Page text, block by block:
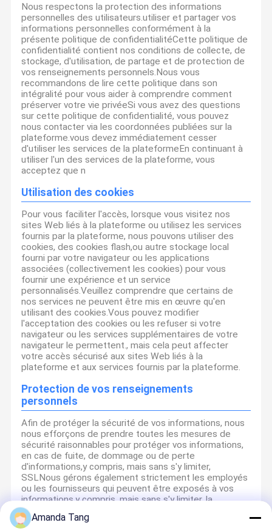
Nous respectons la protection des informations
personnelles des utilisateurs.utiliser et partager vos
informations personnelles conformément à la
présente politique de confidentialitéCette politique de
confidentialité contient nos conditions de collecte, de
stockage, d'utilisation, de partage et de protection de
vos renseignements personnels.Nous vous
recommandons de lire cette politique dans son
intégralité pour vous aider à comprendre comment
préserver votre vie privéeSi vous avez des questions
sur cette politique de confidentialité, vous pouvez
nous contacter via les coordonnées publiées sur la
plateforme.vous devez immédiatement cesser
d'utiliser les services de la plateformeEn continuant à
utiliser l'un des services de la plateforme, vous
acceptez que n
Utilisation des cookies
Pour vous faciliter l'accès, lorsque vous visitez nos
sites Web liés à la plateforme ou utilisez les services
fournis par la plateforme, nous pouvons utiliser des
cookies, des cookies flash,ou autre stockage local
fourni par votre navigateur ou les applications
associées (collectivement les cookies) pour vous
fournir une expérience et un service
personnalisés.Veuillez comprendre que certains de
nos services ne peuvent être mis en œuvre qu'en
utilisant des cookies.Vous pouvez modifier
l'acceptation des cookies ou les refuser si votre
navigateur ou les services supplémentaires de votre
navigateur le permettent., mais cela peut affecter
votre accès sécurisé aux sites Web liés à la
plateforme et aux services fournis par la plateforme.
Protection de vos renseignements
personnels
Afin de protéger la sécurité de vos informations, nous
nous efforçons de prendre toutes les mesures de
sécurité raisonnables pour protéger vos informations,
en cas de fuite, de dommage ou de perte
d'informations,y compris, mais sans s'y limiter,
SSLNous gérons également strictement les employés
ou les fournisseurs qui peuvent être exposés à vos
informations,y compris, mais sans s'y limiter, la
signature d'accords de confidentialité avec eux, en
prenant différents contrôles des autorités en fonction
Amanda Tang